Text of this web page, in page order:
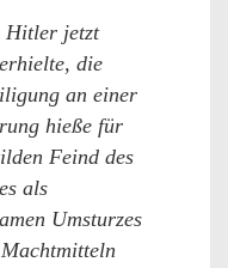
Hitler jetzt
die
an einer
hieße für
Feind des
als
Umsturzes